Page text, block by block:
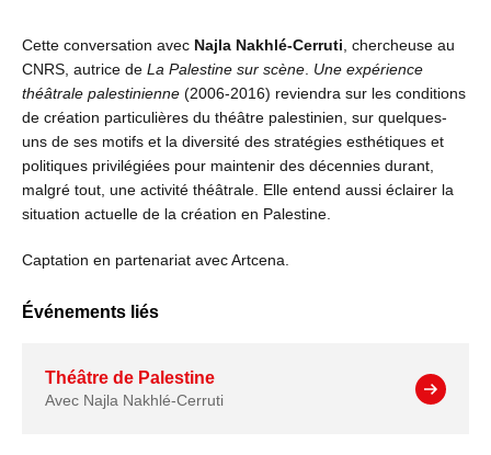
Cette conversation avec Najla Nakhlé-Cerruti , chercheuse au
CNRS, autrice de La Palestine sur scène Une expérience
théâtrale palestinienne (2006-2016) reviendra sur les conditions
de création particulières du théâtre palestinien, sur quelques-
uns de ses motifs et la diversité des stratégies esthétiques et
politiques privilégiées pour maintenir des décennies durant,
malgré tout, une activité théâtrale. Elle entend aussi éclairer la
situation actuelle de la création en Palestine.
Captation en partenariat avec Artcena.
Événements liés
Théâtre de Palestine
Avec Najla Nakhlé-Cerruti